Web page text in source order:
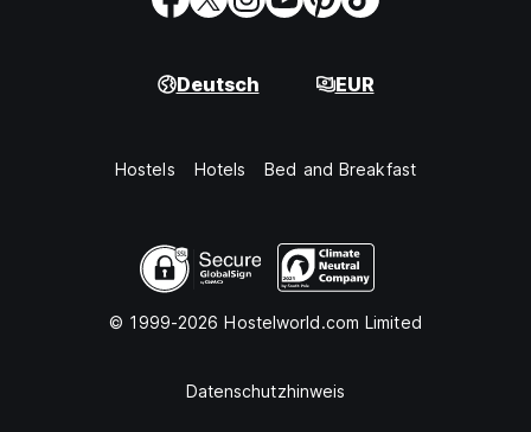
Deutsch EUR
Hostels Hotels Bed and Breakfast
© 1999-2026 Hostelworld.com Limited
Datenschutzhinweis